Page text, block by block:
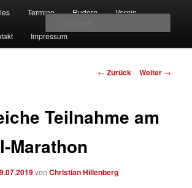
für Wassersport e.V.
Termine Rudern Verein
Impressum
Beitrags-
← Zurück Weiter →
Teilnahme am
Marathon
vonChristian Hillenberg